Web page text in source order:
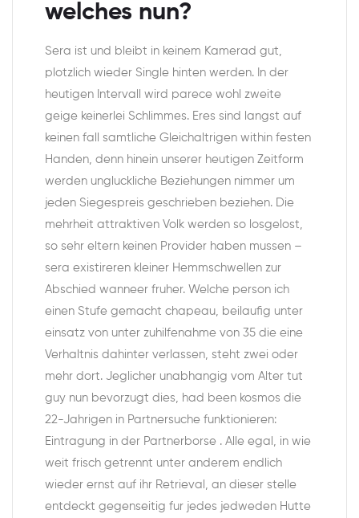
welches nun?
Sera ist und bleibt in keinem Kamerad gut,
plotzlich wieder Single hinten werden. In der
heutigen Intervall wird parece wohl zweite
geige keinerlei Schlimmes. Eres sind langst auf
keinen fall samtliche Gleichaltrigen within festen
Handen, denn hinein unserer heutigen Zeitform
werden ungluckliche Beziehungen nimmer um
jeden Siegespreis geschrieben beziehen. Die
mehrheit attraktiven Volk werden so losgelost,
so sehr eltern keinen Provider haben mussen –
sera existireren kleiner Hemmschwellen zur
Abschied wanneer fruher. Welche person ich
einen Stufe gemacht chapeau, beilaufig unter
einsatz von unter zuhilfenahme von 35 die eine
Verhaltnis dahinter verlassen, steht zwei oder
mehr dort. Jeglicher unabhangig vom Alter tut
guy nun bevorzugt dies, had been kosmos die
22-Jahrigen in Partnersuche funktionieren:
Eintragung in der Partnerborse . Alle egal, in wie
weit frisch getrennt unter anderem endlich
wieder ernst auf ihr Retrieval, an dieser stelle
entdeckt gegenseitig fur jedes jedweden Hutte